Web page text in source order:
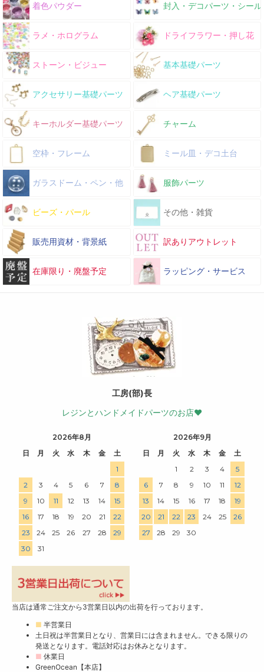
着色パウダー 封入・デコパーツ・シール
ラメ・ホログラム ドライフラワー・押し花
ストーン・ビジュー 基本基礎パーツ
アクセサリー基礎パーツ ヘア基礎パーツ
キーホルダー基礎パーツ チャーム
空枠・フレーム ミール皿・デコ土台
ガラスドーム・ペン・他 服飾パーツ
ビーズ・パール その他・雑貨
販売用資材・背景紙 訳ありアウトレット
在庫限り・廃盤予定 ラッピング・サービス
工房(部)長
レジンとハンドメイドパーツのお店♥
2026年8月
日
月 火 水 木 金
土
1
2
3 4 5 6 7
8
9
10 11 12 13 14
15
16
17 18 19 20 21
22
23
24 25 26 27 28
29
30
31
2026年9月
日
月 火 水 木 金
土
1
2 3 4
5
6
7 8 9 10 11
12
13
14 15 16 17 18
19
20
21 22 23 24 25
26
27
28 29 30
当店は通常ご注文から3営業日以内の出荷を行っております。
■ 半営業日
土日祝は半営業日となり、営業日には含まれません。できる限りの
発送となります。電話対応はお休みとなります。
■ 休業日
GreenOcean【本店】